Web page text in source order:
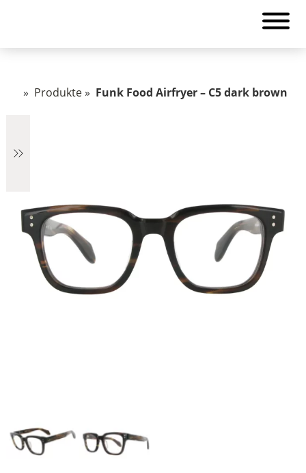
» Produkte» Funk Food Airfryer – C5 dark brown